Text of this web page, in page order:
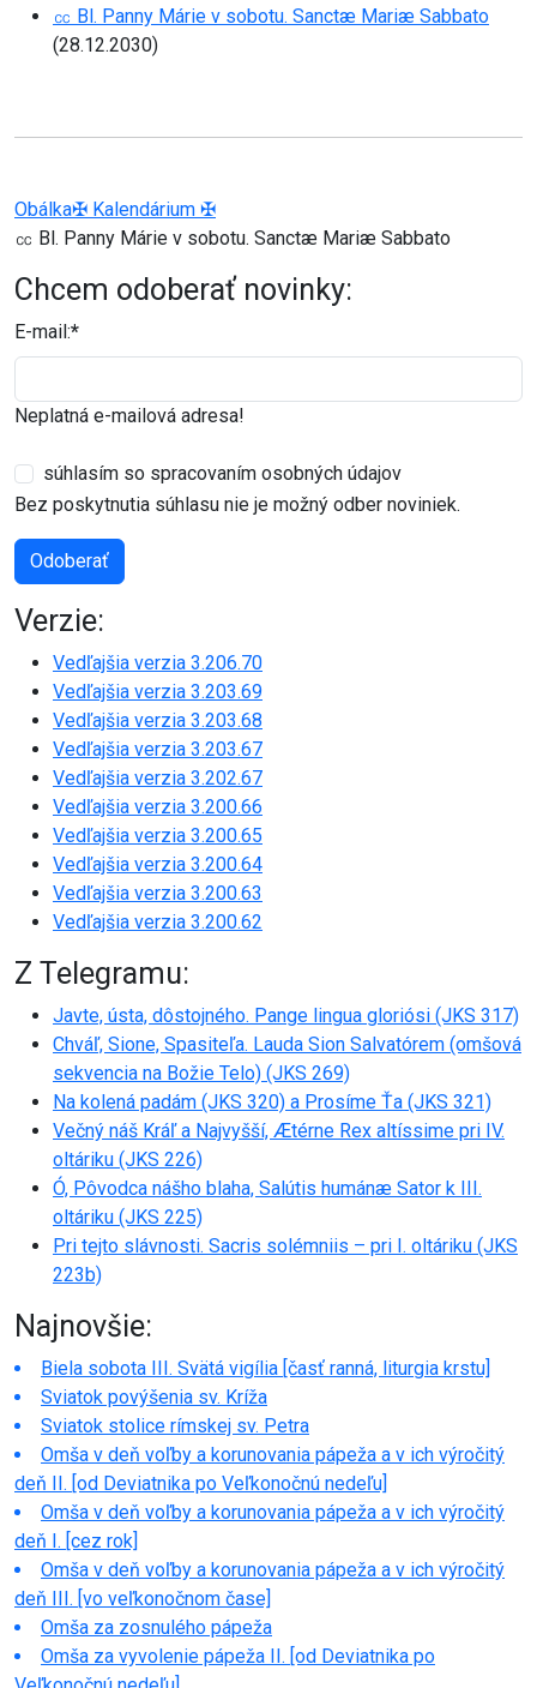
㏄ Bl. Panny Márie v sobotu. Sanctæ Mariæ Sabbato
(28.12.2030)
Obálka✠ Kalendárium ✠
㏄ Bl. Panny Márie v sobotu. Sanctæ Mariæ Sabbato
Chcem odoberať novinky:
E-mail:*
Neplatná e-mailová adresa!
súhlasím so spracovaním osobných údajov
Bez poskytnutia súhlasu nie je možný odber noviniek.
Odoberať
Verzie:
Vedľajšia verzia 3.206.70
Vedľajšia verzia 3.203.69
Vedľajšia verzia 3.203.68
Vedľajšia verzia 3.203.67
Vedľajšia verzia 3.202.67
Vedľajšia verzia 3.200.66
Vedľajšia verzia 3.200.65
Vedľajšia verzia 3.200.64
Vedľajšia verzia 3.200.63
Vedľajšia verzia 3.200.62
Z Telegramu:
Javte, ústa, dôstojného. Pange lingua gloriósi (JKS 317)
Chváľ, Sione, Spasiteľa. Lauda Sion Salvatórem (omšová
sekvencia na Božie Telo) (JKS 269)
Na kolená padám (JKS 320) a Prosíme Ťa (JKS 321)
Večný náš Kráľ a Najvyšší, Ætérne Rex altíssime pri IV.
oltáriku (JKS 226)
Ó, Pôvodca nášho blaha, Salútis humánæ Sator k III.
oltáriku (JKS 225)
Pri tejto slávnosti. Sacris solémniis – pri I. oltáriku (JKS
223b)
Najnovšie:
Biela sobota III. Svätá vigília [časť ranná, liturgia krstu]
Sviatok povýšenia sv. Kríža
Sviatok stolice rímskej sv. Petra
Omša v deň voľby a korunovania pápeža a v ich výročitý
deň II. [od Deviatnika po Veľkonočnú nedeľu]
Omša v deň voľby a korunovania pápeža a v ich výročitý
deň I. [cez rok]
Omša v deň voľby a korunovania pápeža a v ich výročitý
deň III. [vo veľkonočnom čase]
Omša za zosnulého pápeža
Omša za vyvolenie pápeža II. [od Deviatnika po